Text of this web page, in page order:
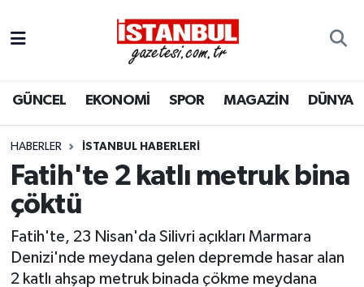
GÜNCEL EKONOMİ SPOR MAGAZİN DÜNYA
HABERLER İSTANBUL HABERLERI
Fatih'te 2 katlı metruk bina
çöktü
Fatih'te, 23 Nisan'da Silivri açıkları Marmara
Denizi'nde meydana gelen depremde hasar alan
2 katlı ahşap metruk binada çökme meydana
EKONOMİ
İSTANBUL
DÜNYA
MAGAZİN
Nöbetçi Eczaneler
Hava Durumu
Trafik Durumu
Süper Lig Puan Durumu ve Fikstür
Son Dakika Haberleri